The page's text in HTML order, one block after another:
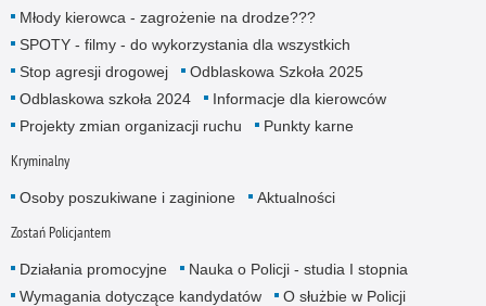
Młody kierowca - zagrożenie na drodze???
SPOTY - filmy - do wykorzystania dla wszystkich
Stop agresji drogowej
Odblaskowa Szkoła 2025
Odblaskowa szkoła 2024
Informacje dla kierowców
Projekty zmian organizacji ruchu
Punkty karne
Kryminalny
Osoby poszukiwane i zaginione Aktualności
Zostań Policjantem
Działania promocyjne
Nauka o Policji - studia I stopnia
Wymagania dotyczące kandydatów
O służbie w Policji